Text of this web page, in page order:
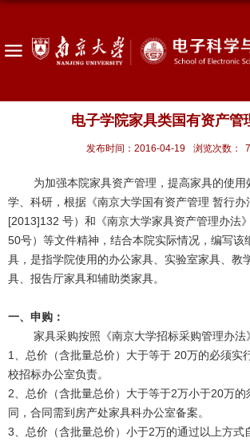
电子学院家具类国有资产管
发布时间：2016-04-19 浏览次数：
为加强本院家具资产管理，提高家具的使用
学、科研，根据《南京大学国有资产管理 暂行办
[2013]132 号）和《南京大学家具资产管理办法
50号）等文件精神，结合本院实际情况，编写该
具，是指学院使用的办公家具、实验室家具、教
具、报告厅家具和辅助类家具。
一、申购：
家具采购按照《南京大学招标采购管理办法
1、总价（含批量总价）大于等于 20万的必须实
校招标办公室负责。
2、总价（含批量总价）大于等于2万小于20万的
同，合同需到房产处家具科办公室备案。
3、总价（含批量总价）小于2万的通过以上方式